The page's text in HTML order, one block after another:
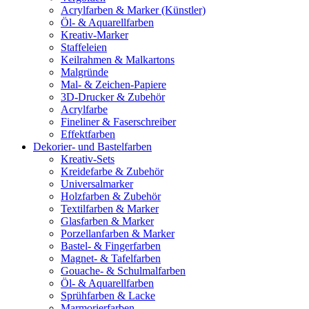
Acrylfarben & Marker (Künstler)
Öl- & Aquarellfarben
Kreativ-Marker
Staffeleien
Keilrahmen & Malkartons
Malgründe
Mal- & Zeichen-Papiere
3D-Drucker & Zubehör
Acrylfarbe
Fineliner & Faserschreiber
Effektfarben
Dekorier- und Bastelfarben
Kreativ-Sets
Kreidefarbe & Zubehör
Universalmarker
Holzfarben & Zubehör
Textilfarben & Marker
Glasfarben & Marker
Porzellanfarben & Marker
Bastel- & Fingerfarben
Magnet- & Tafelfarben
Gouache- & Schulmalfarben
Öl- & Aquarellfarben
Sprühfarben & Lacke